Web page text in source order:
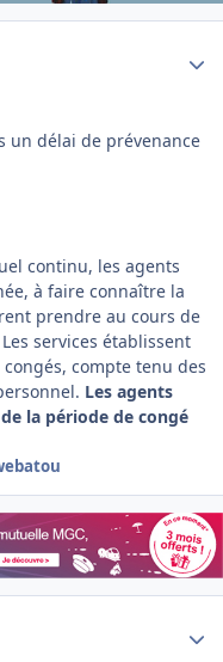
un délai de prévenance
continu, les agents
à faire connaître la
prendre au cours de
services établissent
compte tenu des
Les agents
la période de congé